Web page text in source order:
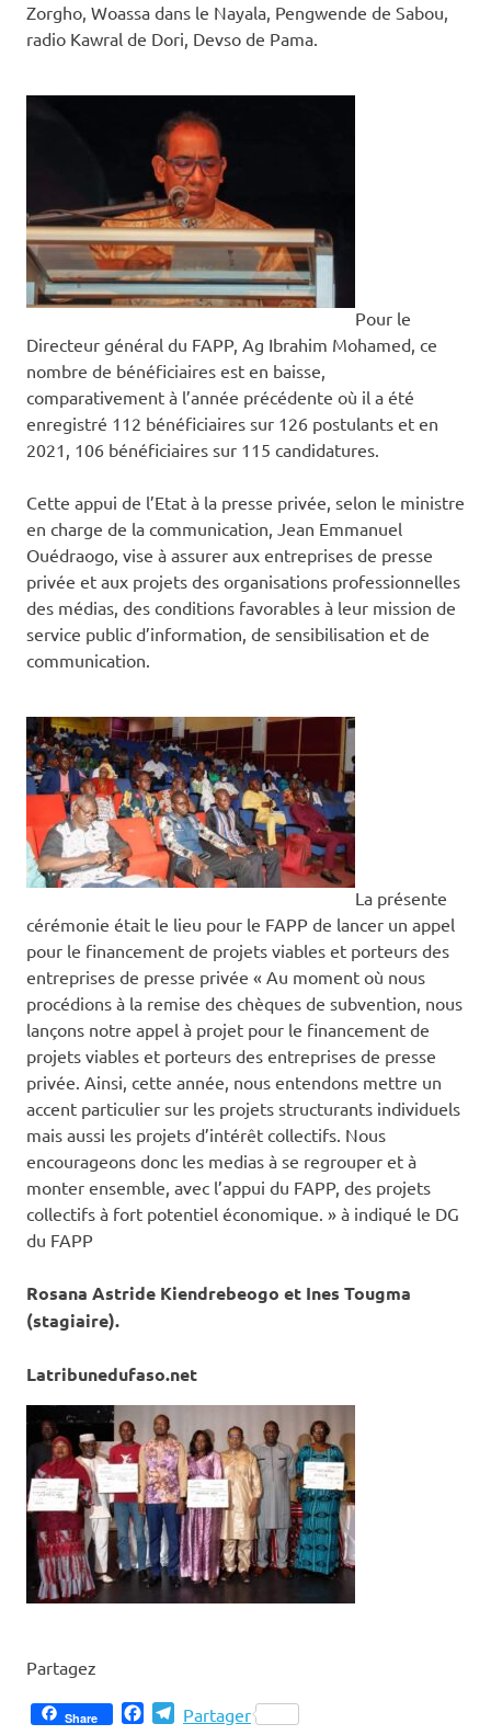
Zorgho, Woassa dans le Nayala, Pengwende de Sabou,
radio Kawral de Dori, Devso de Pama.
Pour le
Directeur général du FAPP, Ag Ibrahim Mohamed, ce
nombre de bénéficiaires est en baisse,
comparativement à l’année précédente où il a été
enregistré 112 bénéficiaires sur 126 postulants et en
2021, 106 bénéficiaires sur 115 candidatures.
Cette appui de l’Etat à la presse privée, selon le ministre
en charge de la communication, Jean Emmanuel
Ouédraogo, vise à assurer aux entreprises de presse
privée et aux projets des organisations professionnelles
des médias, des conditions favorables à leur mission de
service public d’information, de sensibilisation et de
communication.
La présente
cérémonie était le lieu pour le FAPP de lancer un appel
pour le financement de projets viables et porteurs des
entreprises de presse privée « Au moment où nous
procédions à la remise des chèques de subvention, nous
lançons notre appel à projet pour le financement de
projets viables et porteurs des entreprises de presse
privée. Ainsi, cette année, nous entendons mettre un
accent particulier sur les projets structurants individuels
mais aussi les projets d’intérêt collectifs. Nous
encourageons donc les medias à se regrouper et à
monter ensemble, avec l’appui du FAPP, des projets
collectifs à fort potentiel économique. » à indiqué le DG
du FAPP
Rosana Astride Kiendrebeogo et Ines Tougma
(stagiaire).
Latribunedufaso.net
Partagez
Share FacebookTelegram
Partager